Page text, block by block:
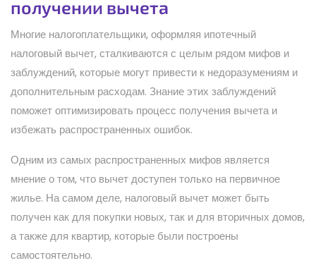
получении вычета
Многие налогоплательщики, оформляя ипотечный
налоговый вычет, сталкиваются с целым рядом мифов и
заблуждений, которые могут привести к недоразумениям и
дополнительным расходам. Знание этих заблуждений
поможет оптимизировать процесс получения вычета и
избежать распространенных ошибок.
Одним из самых распространенных мифов является
мнение о том, что вычет доступен только на первичное
жилье. На самом деле, налоговый вычет может быть
получен как для покупки новых, так и для вторичных домов,
а также для квартир, которые были построены
самостоятельно.